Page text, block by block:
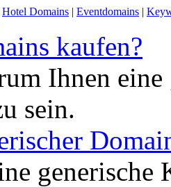
Hotel Domains | Eventdomains |
kaufen?
Ihnen
sein.